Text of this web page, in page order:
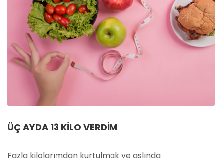
ÜÇ AYDA 13 KILO VERDIM
Fazla kilolarımdan kurtulmak ve aslında